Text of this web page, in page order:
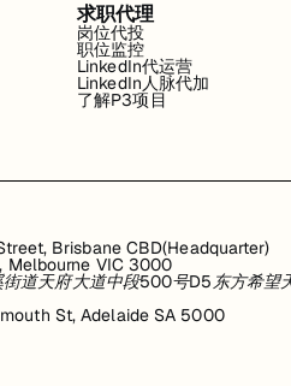
求职代理
岗位代投
职位监控
LinkedIn代运营
LinkedIn人脉代加
了解P3项目
Brisbane CBD(Headquarter)
Melbourne VIC 3000
道天府大道中段500号D5东方希望
St, Adelaide SA 5000